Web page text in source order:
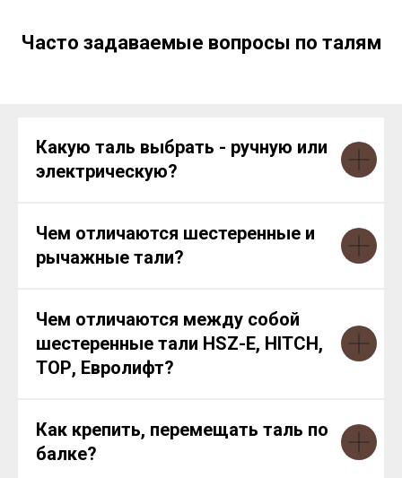
Часто задаваемые вопросы по талям
Какую таль выбрать - ручную или
электрическую?
Чем отличаются шестеренные и
рычажные тали?
Чем отличаются между собой
шестеренные тали HSZ-E, HITCH,
ТОР, Евролифт?
Как крепить, перемещать таль по
балке?